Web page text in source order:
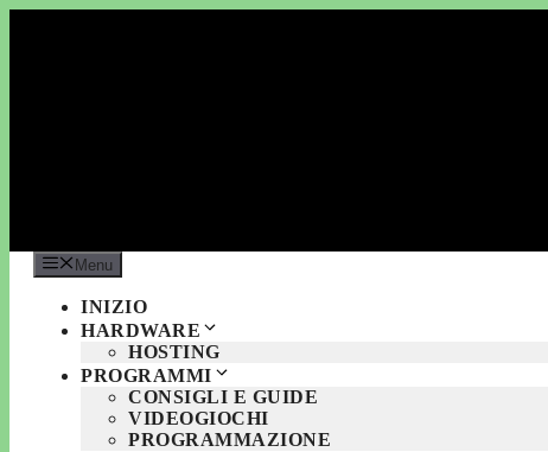
Menu
INIZIO
HARDWARE
HOSTING
PROGRAMMI
CONSIGLI E GUIDE
VIDEOGIOCHI
PROGRAMMAZIONE